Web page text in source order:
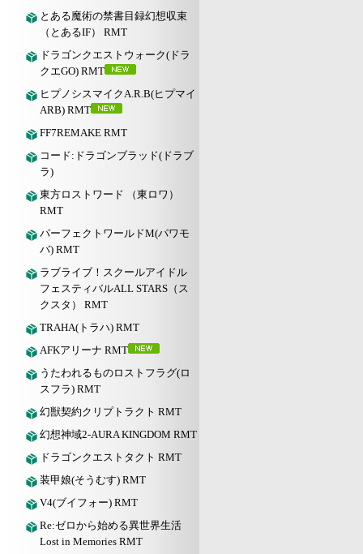
とある魔術の禁書目録幻想収束
（とあるIF） RMT
ドラゴンクエストウォーク(ドラ
クエGO) RMT
ヒプノシスマイクA.R.B(ヒプマイ
ARB) RMT
FF7REMAKE RMT
コード:ドラゴンブラッド(ドラブ
ラ)
東方ロストワード （東ロワ）
RMT
パーフェクトワールドM(パワモ
バ) RMT
ラブライブ！スクールアイドル
フェスティバルALL STARS（ス
クスタ） RMT
TRAHA(トラハ) RMT
AFKアリーナ RMT
うたわれるものロストフラグ(ロ
スフラ) RMT
幻獣契約クリプトラクト RMT
幻想神域2-AURA KINGDOM RMT
ドラゴンクエストタクト RMT
装甲娘(そうむす) RMT
V4(ブイフォー) RMT
Re:ゼロから始める異世界生活
Lost in Memories RMT